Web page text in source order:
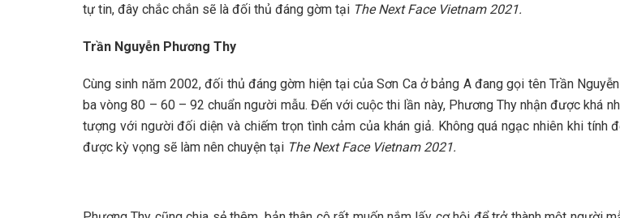
tự tin, đây chắc chắn sẽ là đối thủ đáng gờm tại The Next Face Vietnam 2021.
Trần Nguyễn Phương Thy
Cùng sinh năm 2002, đối thủ đáng gờm hiện tại của Sơn Ca ở bảng A đang gọi tên Trần
ba vòng 80 – 60 – 92 chuẩn người mẫu. Đến với cuộc thi lần này, Phương Thy nhận được khá
tượng với người đối diện và chiếm trọn tình cảm của khán giả. Không quá ngạc nhiên khi
được kỳ vọng sẽ làm nên chuyện tại The Next Face Vietnam 2021.